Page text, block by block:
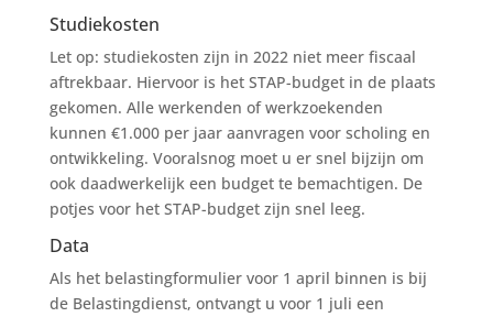
Studiekosten
Let op: studiekosten zijn in 2022 niet meer fiscaal
aftrekbaar. Hiervoor is het STAP-budget in de plaats
gekomen. Alle werkenden of werkzoekenden
kunnen €1.000 per jaar aanvragen voor scholing en
ontwikkeling. Vooralsnog moet u er snel bijzijn om
ook daadwerkelijk een budget te bemachtigen. De
potjes voor het STAP-budget zijn snel leeg.
Data
Als het belastingformulier voor 1 april binnen is bij
de Belastingdienst, ontvangt u voor 1 juli een